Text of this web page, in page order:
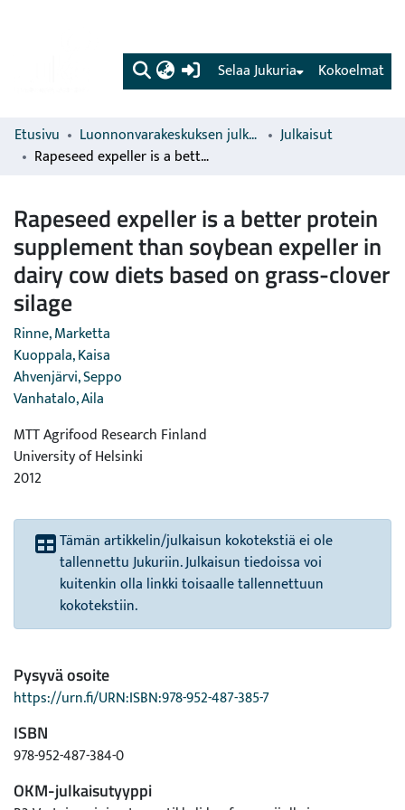
(current) Kokoelmat
Selaa Jukuria
Etusivu Luonnonvarakeskuksen julkaisut
Julkaisut
Rapeseed expeller is a better protein supplement than soybean expeller in dairy cow diets based on grass-clover silage
Rapeseed expeller is a better protein
supplement than soybean expeller in
dairy cow diets based on grass-clover
silage
Rinne, Marketta
Kuoppala, Kaisa
Ahvenjärvi, Seppo
Vanhatalo, Aila
MTT Agrifood Research Finland
University of Helsinki
2012
Tämän artikkelin/julkaisun kokotekstiä ei ole
tallennettu Jukuriin. Julkaisun tiedoissa voi
kuitenkin olla linkki toisaalle tallennettuun
kokotekstiin.
Pysyvä osoite
https://urn.fi/URN:ISBN:978-952-487-385-7
ISBN
978-952-487-384-0
OKM-julkaisutyyppi